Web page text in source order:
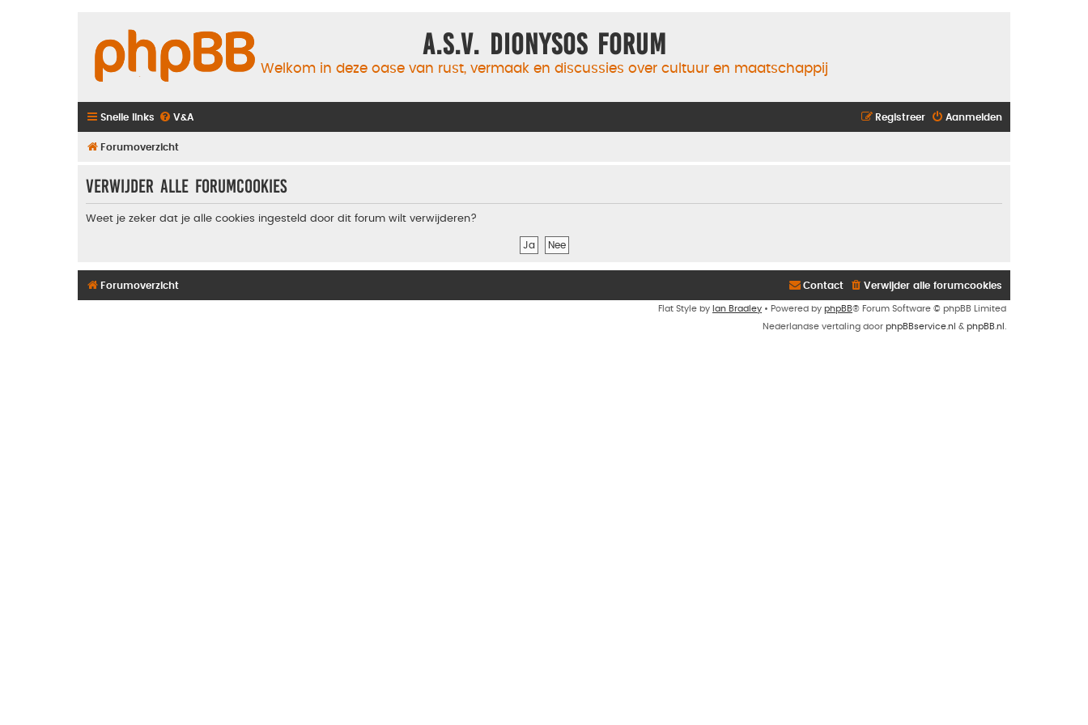
A.S.V. Dionysos Forum
Welkom in deze oase van rust, vermaak en discussies over cultuur en maatschappij
Snelle links V&A Aanmelden
Registreer
Forumoverzicht
Verwijder alle forumcookies
Weet je zeker dat je alle cookies ingesteld door dit forum wilt verwijderen?
Forumoverzicht Verwijder alle forumcookies
Contact
Flat Style by Ian Bradley • Powered by phpBB® Forum Software © phpBB Limited
Nederlandse vertaling door phpBBservice.nl & phpBB.nl .